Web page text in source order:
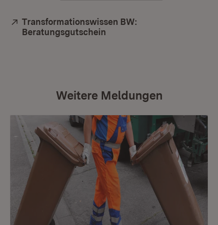
Extern:
Transformationswissen BW:
Beratungsgutschein
Weitere Meldungen